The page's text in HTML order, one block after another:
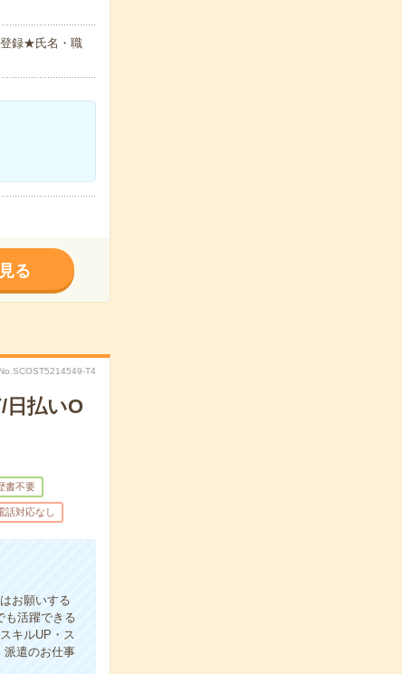
録★氏名・職
る
No.SCOST5214549-T4
日払いO
書不要
話対応なし
お願いする
も活躍できる
キルUP・ス
遣のお仕事